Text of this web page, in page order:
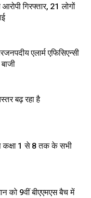
आरोपी गिरफ्तार, 21 लोगों
एलार्म एफिसिएन्सी
बढ़ रहा है
कक्षा 1 से 8 तक के सभी
को 9वीं बीएएमएस बैच में